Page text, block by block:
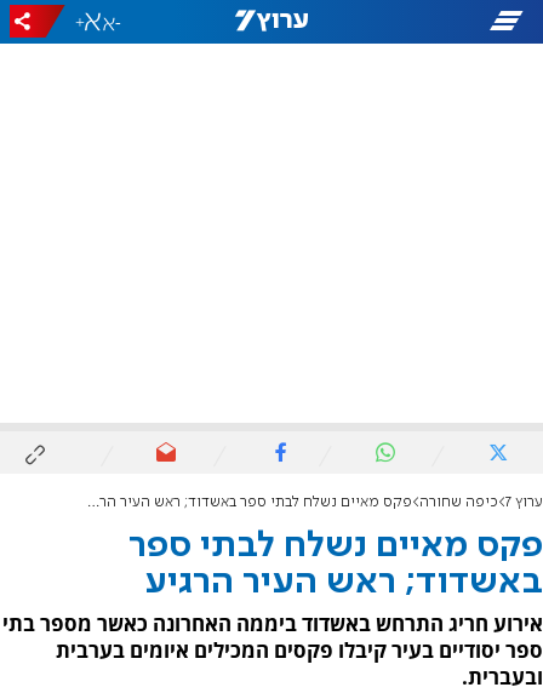
-
+
ערוץ 7 כיפה שחורה פקס מאיים נשלח לבתי ספר באשדוד; ראש העיר הרגיע
פקס מאיים נשלח לבתי ספר
באשדוד; ראש העיר הרגיע
אירוע חריג התרחש באשדוד ביממה האחרונה כאשר מספר בתי
ספר יסודיים בעיר קיבלו פקסים המכילים איומים בערבית
ובעברית.